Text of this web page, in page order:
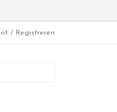
/ Registreren